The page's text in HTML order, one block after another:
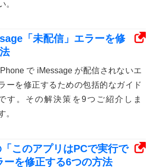
。
「未配信」エラーを修
で iMessage が配信されないエ
ーを修正するための包括的なガイド
す。その解決策を9つご紹介しま
。
このアプリはPCで実行で
ーを修正する6つの方法